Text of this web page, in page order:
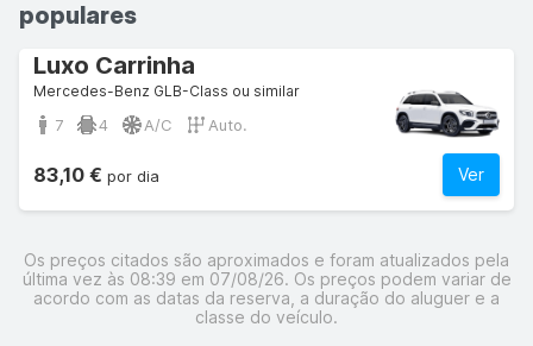
populares
Luxo Carrinha
Mercedes-Benz GLB-Class ou similar
7 4 A/C Auto.
Ver
83,10 € por dia
Os preços citados são aproximados e foram atualizados pela
última vez às 08:39 em 07/08/26. Os preços podem variar de
acordo com as datas da reserva, a duração do aluguer e a
classe do veículo.